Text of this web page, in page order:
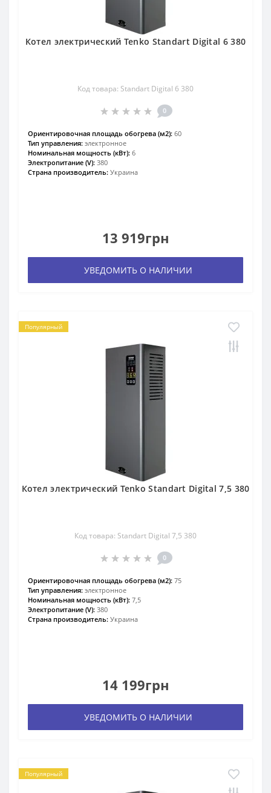
Котел электрический Tenko Standart Digital 6 380
Код товара: Standart Digital 6 380
0
Ориентировочная площадь обогрева (м2): 60
Тип управления: электронное
Номинальная мощность (кВт): 6
Электропитание (V): 380
Страна производитель: Украина
13 919грн
УВЕДОМИТЬ О НАЛИЧИИ
Популярный
Котел электрический Tenko Standart Digital 7,5 380
Код товара: Standart Digital 7,5 380
0
Ориентировочная площадь обогрева (м2): 75
Тип управления: электронное
Номинальная мощность (кВт): 7,5
Электропитание (V): 380
Страна производитель: Украина
14 199грн
УВЕДОМИТЬ О НАЛИЧИИ
Популярный